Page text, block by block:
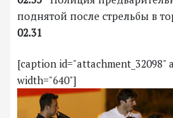
поднятой после стрельбы в
02.31
[caption id="attachment_32098"
width="640"]